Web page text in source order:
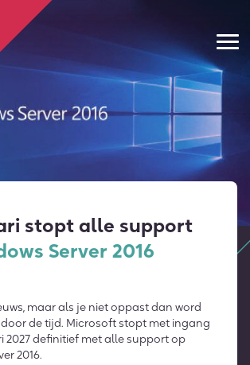
stopt alle support
Server 2016
maar als je niet oppast dan word
de tijd. Microsoft stopt met ingang
2027 definitief met alle support op
2016.